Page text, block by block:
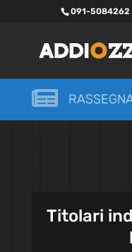
091-5084262

Titolari